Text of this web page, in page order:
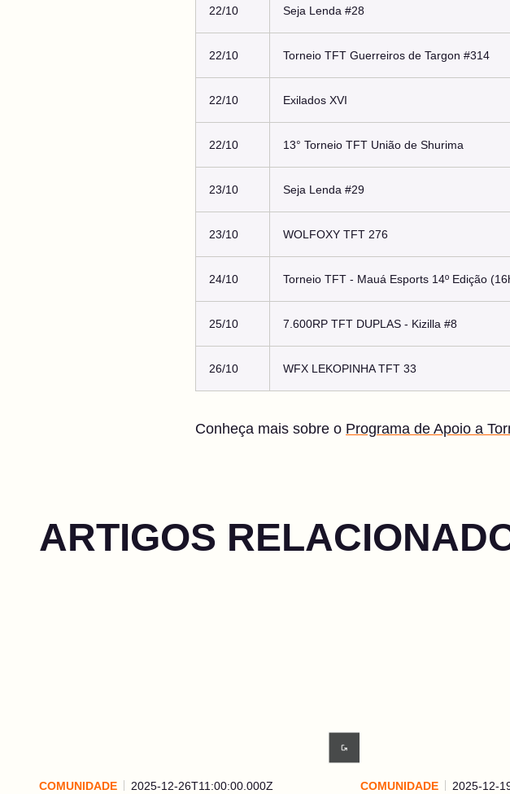
22/10 Seja Lenda #28
22/10 Torneio TFT Guerreiros de Targon #314
22/10 Exilados XVI
22/10 13° Torneio TFT União de Shurima
23/10 Seja Lenda #29
23/10 WOLFOXY TFT 276
24/10 Torneio TFT - Mauá Esports 14º Edição
25/10 7.600RP TFT DUPLAS - Kizilla #8
26/10 WFX LEKOPINHA TFT 33
Conheça mais sobre o Programa de Apoio a
ARTIGOS
COMUNIDADE 2025-12-26T11:00:00.000Z COMUNIDADE 2025-12-